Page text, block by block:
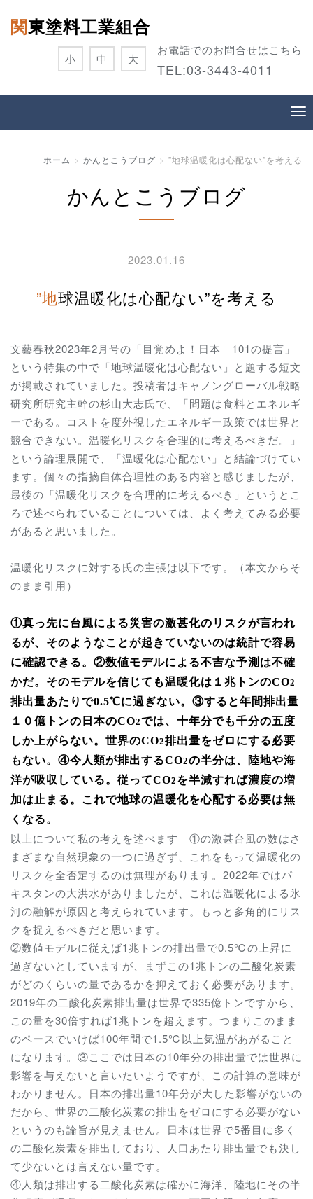
関東塗料工業組合
お電話でのお問合せはこちら
TEL:03-3443-4011
小 中 大
ホーム かんとこうブログ ”地球温暖化は心配ない”を考える
かんとこうブログ
2023.01.16
”地球温暖化は心配ない”を考える
文藝春秋2023年2月号の「目覚めよ！日本 101の提言」
という特集の中で「地球温暖化は心配ない」と題する短文
が掲載されていました。投稿者はキャノングローバル戦略
研究所研究主幹の杉山大志氏で、「問題は食料とエネルギ
ーである。コストを度外視したエネルギー政策では世界と
競合できない。温暖化リスクを合理的に考えるべきだ。」
という論理展開で、「温暖化は心配ない」と結論づけてい
ます。個々の指摘自体合理性のある内容と感じましたが、
最後の「温暖化リスクを合理的に考えるべき」というとこ
ろで述べられていることについては、よく考えてみる必要
があると思いました。
温暖化リスクに対する氏の主張は以下です。（本文からそ
のまま引用）
①真っ先に台風による災害の激甚化のリスクが言われ
るが、そのようなことが起きていないのは統計で容易
に確認できる。②数値モデルによる不吉な予測は不確
かだ。 そのモデルを信じても温暖化は１兆トンのCO2
排出量あたりで0.5℃に過ぎない。 ③すると年間排出量
１０億トンの日本のCO2では、十年分でも千分の五度
しか上がらない。世界のCO2排出量をゼロにする必要
もない。 ④今 人類が排出するCO2の半分は、陸地や海
洋が吸収している。従ってCO2 を半減すれば濃度の増
加は止まる。これで地球の温暖化を心配する必要は無
くなる。
以上について私の考えを述べます ①の激甚台風の数はさ
まざまな自然現象の一つに過ぎず、これをもって温暖化の
リスクを全否定するのは無理があります。2022年ではパ
キスタンの大洪水がありましたが、これは温暖化による氷
河の融解が原因と考えられています。もっと多角的にリス
クを捉えるべきだと思います。
②数値モデルに従えば1兆トンの排出量で0.5℃の上昇に
過ぎないとしていますが、まずこの1兆トンの二酸化炭素
がどのくらいの量であるかを抑えておく必要があります。
2019年の二酸化炭素排出量は世界で335億トンですから、
この量を30倍すれば1兆トンを超えます。つまりこのまま
のペースでいけば100年間で1.5℃以上気温があがること
になります。③ここでは日本の10年分の排出量では世界に
影響を与えないと言いたいようですが、この計算の意味が
わかりません。日本の排出量10年分が大した影響がないの
だから、世界の二酸化炭素の排出をゼロにする必要がない
というのも論旨が見えません。日本は世界で5番目に多く
の二酸化炭素を排出しており、人口あたり排出量でも決し
て少ないとは言えない量です。
④人類は排出する二酸化炭素は確かに海洋、陸地にその半